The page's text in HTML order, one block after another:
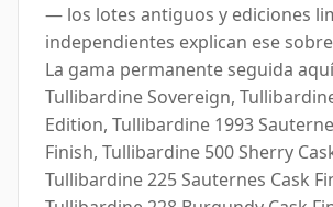
— los lotes antiguos y ediciones
independientes explican ese
La gama permanente seguida
Tullibardine Sovereign,
Edition, Tullibardine 1993
Finish, Tullibardine 500 Sherry
Tullibardine 225 Sauternes Cask